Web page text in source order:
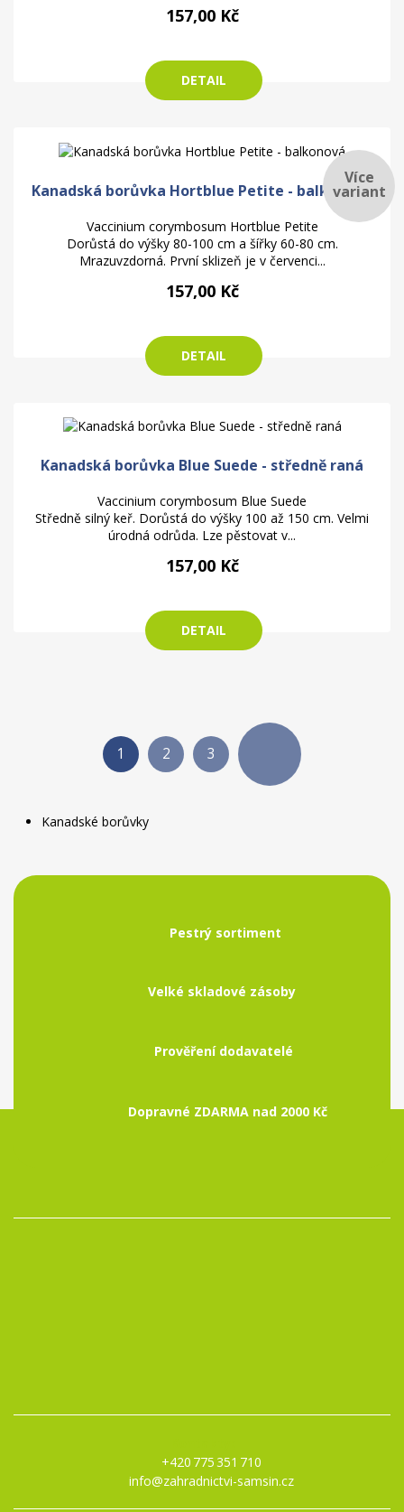
157,00 Kč
DETAIL
Kanadská borůvka Hortblue Petite - balkonová
Vaccinium corymbosum Hortblue Petite
Dorůstá do výšky 80-100 cm a šířky 60-80 cm.
Mrazuvzdorná. První sklizeň je v červenci...
157,00 Kč
DETAIL
Více
variant
Kanadská borůvka Blue Suede - středně raná
Vaccinium corymbosum Blue Suede
Středně silný keř. Dorůstá do výšky 100 až 150 cm. Velmi
úrodná odrůda. Lze pěstovat v...
157,00 Kč
DETAIL
1 2 3
Kanadské borůvky
Pestrý sortiment
Velké skladové zásoby
Prověření dodavatelé
Dopravné ZDARMA nad 2000 Kč
+420 775 351 710
info@zahradnictvi-samsin.cz